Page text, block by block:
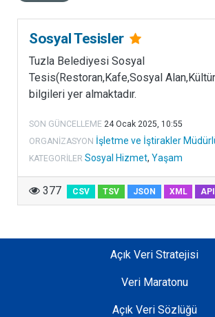
Sosyal Tesisler
Tuzla Belediyesi Sosyal
Tesis(Restoran,Kafe,Sosyal
bilgileri yer almaktadır.
SON GÜNCELLEME 24 Ocak 2025, 10:55
ORGANIZASYON İşletme ve İştirakler
KATEGORILER Sosyal Hizmet, Yaşam
377 CSV TSV JSON XML API
Açık Veri Stratejisi
Veri Maratonu
Açık Veri Sözlüğü